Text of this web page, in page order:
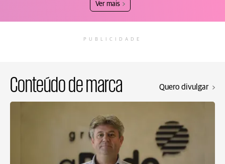
Ver mais
PUBLICIDADE
Conteúdo de marca Quero divulgar